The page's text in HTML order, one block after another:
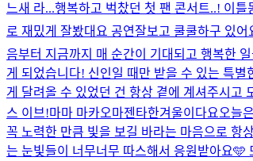
느새 라...행복하고 벅찼던 첫 팬 콘서트..! 이
로 재밌게 잘봤대요 공연잘보고 쿨쿨하구 있어
음부터 지금까지 매 순간이 기대되고 행복한
게 되었습니다! 신인일 때만 받을 수 있는 특
게 달려올 수 있었던 건 항상 곁에 계셔주시고
스 이브!마마 마카오마젠타한겨울이다요 오늘
꼭 노력한 만큼 빛을 보길 바라는 마음으로 항
는 눈빛들이 너무너무 따스해서 응원받아요🩵